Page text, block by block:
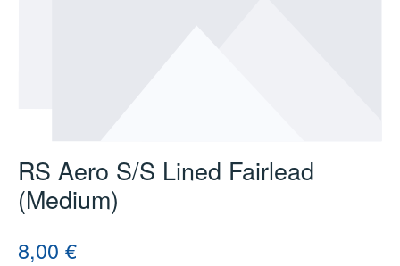
RS Aero S/S Lined Fairlead
(Medium)
Regulärer Preis:
8,00 €